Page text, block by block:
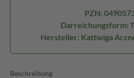
PZN:
Darreichungsform:
Hersteller: Kattwiga
Beschreibung